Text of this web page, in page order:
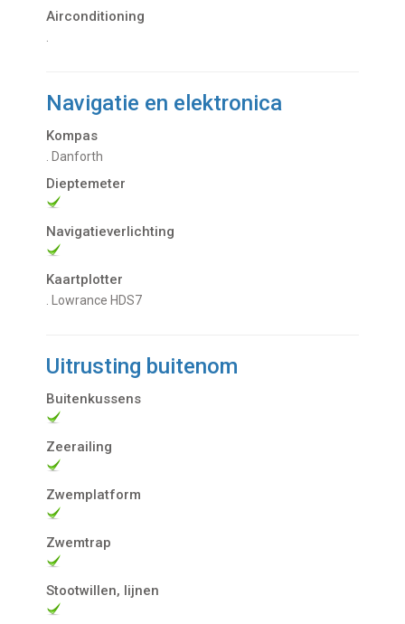
Airconditioning
Navigatie en elektronica
Kompas
. Danforth
Dieptemeter
Navigatieverlichting
Kaartplotter
. Lowrance HDS7
Uitrusting buitenom
Buitenkussens
Zeerailing
Zwemplatform
Zwemtrap
Stootwillen, lijnen